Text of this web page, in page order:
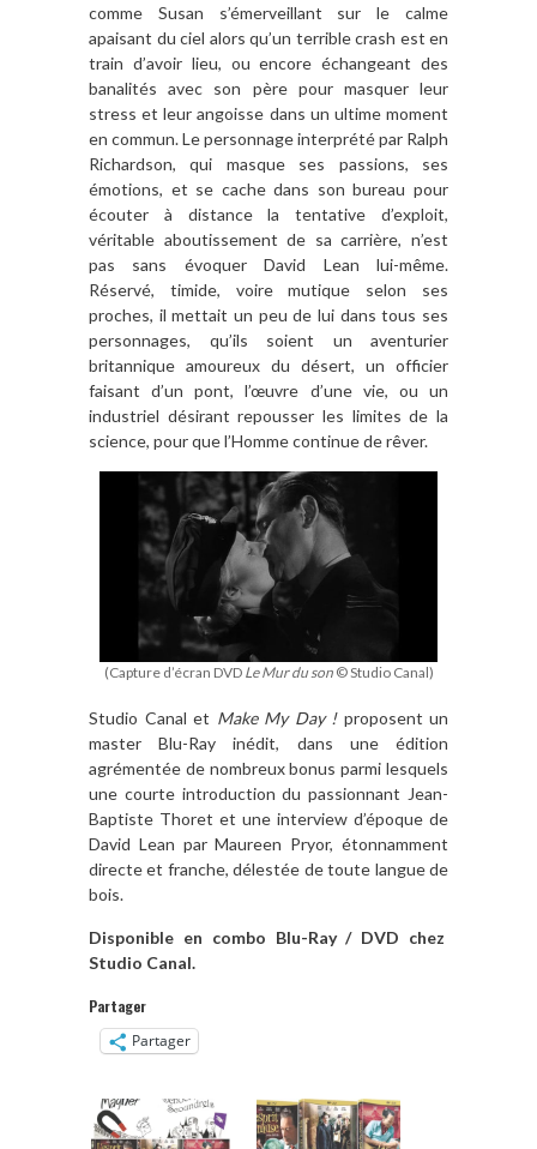
comme Susan s’émerveillant sur le calme
apaisant du ciel alors qu’un terrible crash est en
train d’avoir lieu, ou encore échangeant des
banalités avec son père pour masquer leur
stress et leur angoisse dans un ultime moment
en commun. Le personnage interprété par Ralph
Richardson, qui masque ses passions, ses
émotions, et se cache dans son bureau pour
écouter à distance la tentative d’exploit,
véritable aboutissement de sa carrière, n’est
pas sans évoquer David Lean lui-même.
Réservé, timide, voire mutique selon ses
proches, il mettait un peu de lui dans tous ses
personnages, qu’ils soient un aventurier
britannique amoureux du désert, un officier
faisant d’un pont, l’œuvre d’une vie, ou un
industriel désirant repousser les limites de la
science, pour que l’Homme continue de rêver.
(Capture d’écran DVD Le Mur du son© Studio Canal)
Studio Canal et Make My Day !proposent un
master Blu-Ray inédit, dans une édition
agrémentée de nombreux bonus parmi lesquels
une courte introduction du passionnant Jean-
Baptiste Thoret et une interview d’époque de
David Lean par Maureen Pryor, étonnamment
directe et franche, délestée de toute langue de
bois.
Disponible en combo Blu-Ray / DVD chez
Studio Canal.
Partager
Partager